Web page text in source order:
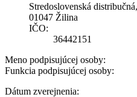
Stredoslovenská
01047 Žilina
IČO:
36442151
Meno podpisujúcej osoby:
Funkcia podpisujúcej osoby:
Dátum zverejnenia: